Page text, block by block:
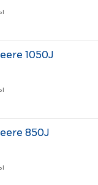
1050J
850J